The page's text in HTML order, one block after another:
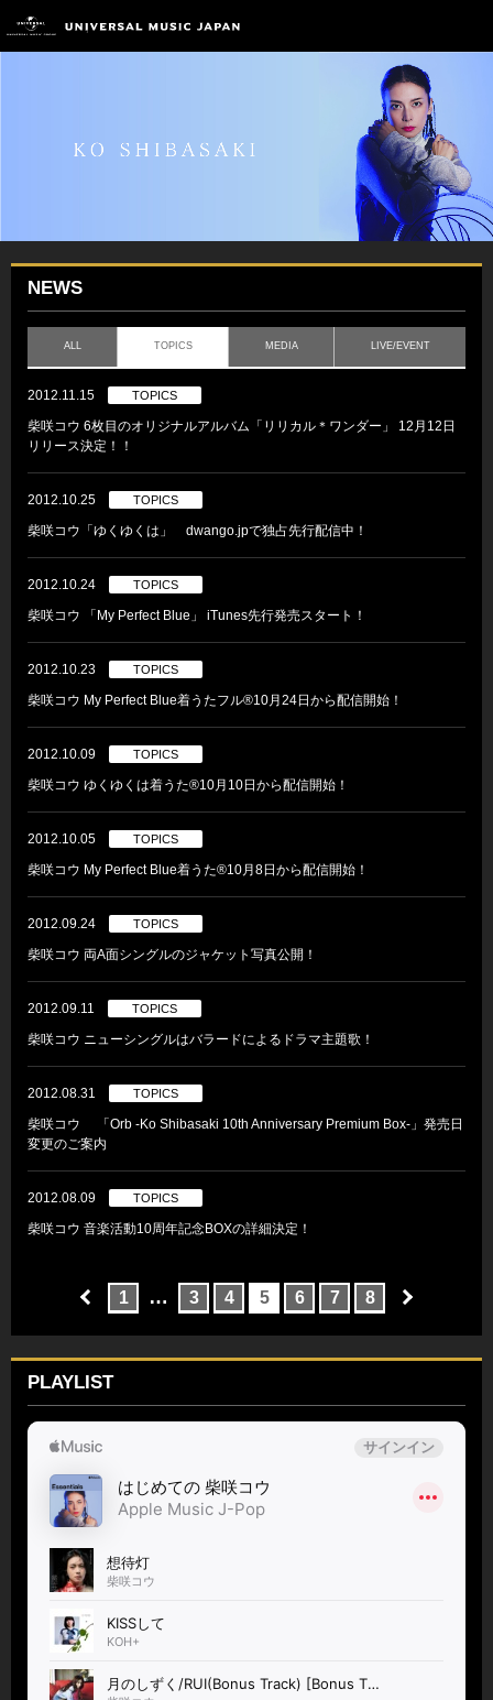
NEWS
ALL TOPICS MEDIA LIVE/EVENT
2012.11.15 TOPICS
柴咲コウ 6枚目のオリジナルアルバム「リリカル＊ワンダー」 12月12日
リリース決定！！
2012.10.25 TOPICS
柴咲コウ「ゆくゆくは」 dwango.jpで独占先行配信中！
2012.10.24 TOPICS
柴咲コウ 「My Perfect Blue」 iTunes先行発売スタート！
2012.10.23 TOPICS
柴咲コウ My Perfect Blue着うたフル®10月24日から配信開始！
2012.10.09 TOPICS
柴咲コウ ゆくゆくは着うた®10月10日から配信開始！
2012.10.05 TOPICS
柴咲コウ My Perfect Blue着うた®10月8日から配信開始！
2012.09.24 TOPICS
柴咲コウ 両A面シングルのジャケット写真公開！
2012.09.11 TOPICS
柴咲コウ ニューシングルはバラードによるドラマ主題歌！
2012.08.31 TOPICS
柴咲コウ 「Orb -Ko Shibasaki 10th Anniversary Premium Box-」発売日
変更のご案内
2012.08.09 TOPICS
柴咲コウ 音楽活動10周年記念BOXの詳細決定！
1 … 3 4 5 6 7 8
PLAYLIST